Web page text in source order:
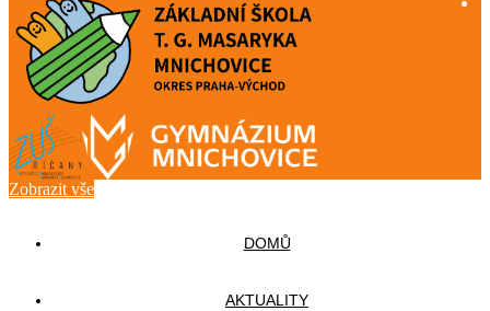
Zobrazit vše
DOMŮ
AKTUALITY